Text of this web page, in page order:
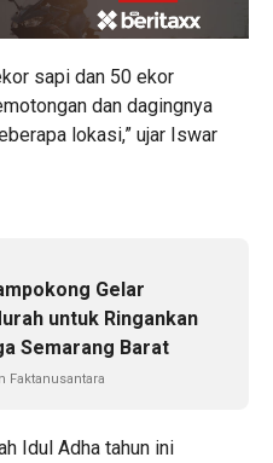
sapi dan 50 ekor
dan dagingnya
lokasi,” ujar Iswar
Gelar
untuk Ringankan
Semarang Barat
Faktanusantara
Idul Adha tahun ini